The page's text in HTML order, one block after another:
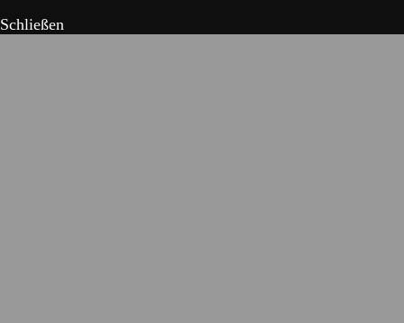
Schließen